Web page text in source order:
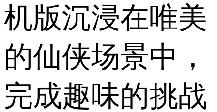
机版沉浸在唯美
的仙侠场景中，
完成趣味的挑战